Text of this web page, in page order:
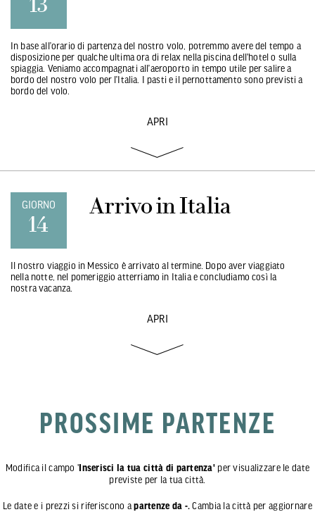
In base all’orario di partenza del nostro volo, potremmo avere del tempo a
disposizione per qualche ultima ora di relax nella piscina dell'hotel o sulla
spiaggia. Veniamo accompagnati all’aeroporto in tempo utile per salire a
bordo del nostro volo per l’Italia. I pasti e il pernottamento sono previsti a
bordo del volo.
APRI
GIORNO
14
Arrivo in Italia
Il nostro viaggio in Messico è arrivato al termine. Dopo aver viaggiato
nella notte, nel pomeriggio atterriamo in Italia e concludiamo così la
nostra vacanza.
APRI
PROSSIME PARTENZE
Modifica il campo ' Inserisci la tua città di partenza' per visualizzare le date
previste per la tua città.
Le date e i prezzi si riferiscono apartenze da -. Cambia la città per aggiornare